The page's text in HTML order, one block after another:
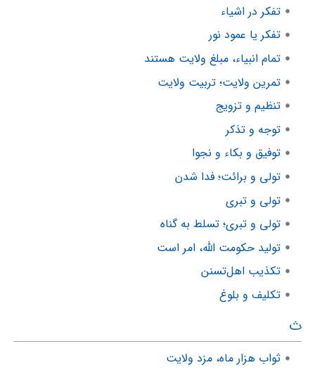
تفکر در اشیاء
تفکر یا عمود نور
تمام انبیاء، مبلغ ولایت هستند
تمرین ولایت؛ تربیت ولایت
تنظیم و تزویج
توجه و تذکر
توفیق و بکاء و نجوا
تولی و برائت؛ فدا شدن
تولی و تبری
تولی و تبری؛ تسلط به گناه
تولید حکومت الله، امر است
تکذیب اهل‌تسنن
تکلیف و بلوغ
ث
ثواب هزار ماه، مزد ولایت